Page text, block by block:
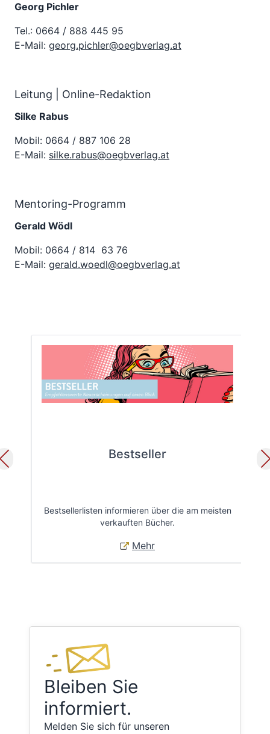
Georg Pichler
Tel.: 0664 / 888 445 95
E-Mail: georg.pichler@oegbverlag.at
Leitung | Online-Redaktion
Silke Rabus
Mobil: 0664 / 887 106 28
E-Mail: silke.rabus@oegbverlag.at
Mentoring-Programm
Gerald Wödl
Mobil: 0664 / 814 63 76
E-Mail: gerald.woedl@oegbverlag.at
Bestseller
Bestsellerlisten informieren über die am meisten
verkauften Bücher.
Mehr
Bleiben Sie
informiert.
Melden Sie sich für unseren